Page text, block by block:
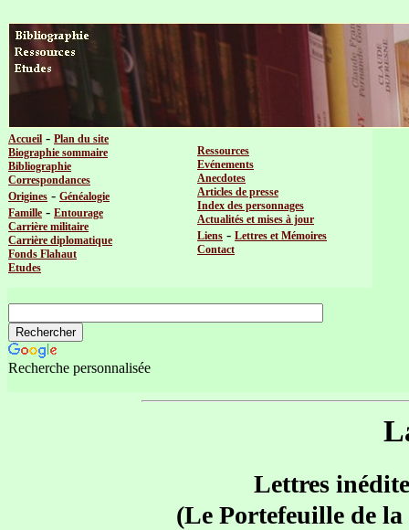
Accueil - Plan du site
Biographie sommaire
Bibliographie
Correspondances
Origines - Généalogie
Famille - Entourage
Carrière militaire
Carrière diplomatique
Fonds Flahaut
Etudes
Ressources
Evénements
Anecdotes
Articles de presse
Index des personnages
Actualités et mises à jour
Liens - Lettres et Mémoires
Contact
Recherche personnalisée
Lettres
(Le Portefeuille de